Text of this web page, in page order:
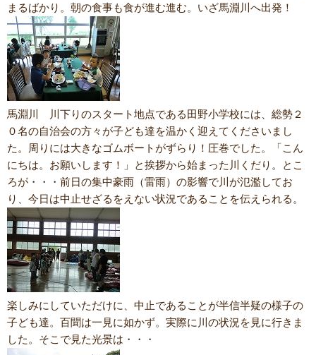
まるばかり。朝の食事も食が進む進む。いざ馬淵川へ出発！
馬淵川 川下りのスタート地点である田野小学校には、総勢２
０名の自治会の方々が子ども達を温かく迎えてくださいまし
た。周りには大きなゴムボートがずらり！圧巻でした。「こん
にちは。お願いします！」と挨拶から始まった川くだり。とこ
ろが・・・前日の集中豪雨（雷雨）の影響で川が氾濫してお
り、今日は中止せざるをえない状況であることを伝えられる。
楽しみにしていただけに、中止であることが半信半疑の様子の
子ども達。百聞は一見に如かず。実際に川の状況を見に行きま
した。そこで見た光景は・・・